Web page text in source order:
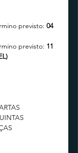
previsto: 04
previsto: 11